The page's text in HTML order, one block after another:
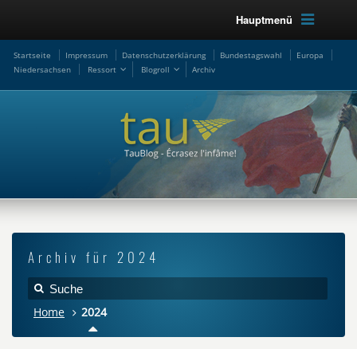
Hauptmenü
Startseite Impressum Datenschutzerklärung Bundestagswahl
Europa
Niedersachsen
Ressort Blogroll Archiv
Archiv für 2024
Home 2024